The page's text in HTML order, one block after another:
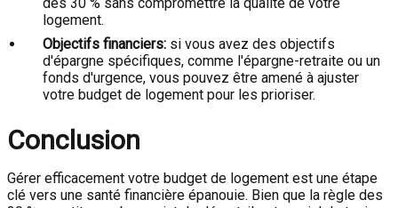
logement.
Objectifs financiers: si vous avez des objectifs
d'épargne spécifiques, comme l'épargne-retraite ou un
fonds d'urgence, vous pouvez être amené à ajuster
votre budget de logement pour les prioriser.
Conclusion
Gérer efficacement votre budget de logement est une étape
clé vers une santé financière épanouie. Bien que la règle des